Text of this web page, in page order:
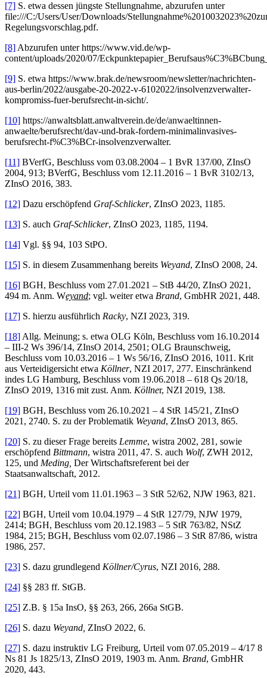
[7] S. etwa dessen jüngste Stellungnahme, abzurufen unter
file:///C:/Users/User/Downloads/
Regelungsvorschlag.pdf.
[8] Abzurufen unter https://www.vid.de/wp-
content/uploads/2020/07/
[9] S. etwa https://www.brak.de/newsroom/newsletter/nachrichten-
aus-berlin/2022/ausgabe-20-2022-v-6102022/insolvenzverwalter-
kompromiss-fuer-berufsrecht-in-sicht/.
[10] https://anwaltsblatt.anwaltverein.de/de/anwaeltinnen-
anwaelte/berufsrecht/dav-und-brak-fordern-minimalinvasives-
berufsrecht-f%C3%BCr-insolvenzverwalter.
[11] BVerfG, Beschluss vom 03.08.2004 – 1 BvR 137/00, ZInsO
2004, 913; BVerfG, Beschluss vom 12.11.2016 – 1 BvR 3102/13,
ZInsO 2016, 383.
[12] Dazu erschöpfend Graf-Schlicker, ZInsO 2023, 1185.
[13] S. auch Graf-Schlicker, ZInsO 2023, 1185, 1194.
[14] Vgl. §§ 94, 103 StPO.
[15] S. in diesem Zusammenhang bereits Weyand, ZInsO 2008, 24.
[16] BGH, Beschluss vom 27.01.2021 – StB 44/20, ZInsO 2021,
494 m. Anm. Weyand; vgl. weiter etwa Brand, GmbHR 2021, 448.
[17] S. hierzu ausführlich Racky, NZI 2023, 319.
[18] Allg. Meinung; s. etwa OLG Köln, Beschluss vom 16.10.2014
– III-2 Ws 396/14, ZInsO 2014, 2501; OLG Braunschweig,
Beschluss vom 10.03.2016 – 1 Ws 56/16, ZInsO 2016, 1011. Krit
aus Verteidigersicht etwa Köllner, NZI 2017, 277. Einschränkend
indes LG Hamburg, Beschluss vom 19.06.2018 – 618 Qs 20/18,
ZInsO 2019, 1316 mit zust. Anm. Köllner, NZI 2019, 138.
[19] BGH, Beschluss vom 26.10.2021 – 4 StR 145/21, ZInsO
2021, 2740. S. zu der Problematik Weyand, ZInsO 2013, 865.
[20] S. zu dieser Frage bereits Lemme, wistra 2002, 281, sowie
erschöpfend Bittmann, wistra 2011, 47. S. auch Wolf, ZWH 2012,
125, und Meding, Der Wirtschaftsreferent bei der
Staatsanwaltschaft, 2012.
[21] BGH, Urteil vom 11.01.1963 – 3 StR 52/62, NJW 1963, 821.
[22] BGH, Urteil vom 10.04.1979 – 4 StR 127/79, NJW 1979,
2414; BGH, Beschluss vom 20.12.1983 – 5 StR 763/82, NStZ
1984, 215; BGH, Beschluss vom 02.07.1986 – 3 StR 87/86, wistra
1986, 257.
[23] S. dazu grundlegend Köllner/Cyrus, NZI 2016, 288.
[24] §§ 283 ff. StGB.
[25] Z.B. § 15a InsO, §§ 263, 266, 266a StGB.
[26] S. dazu Weyand, ZInsO 2022, 6.
[27] S. dazu instruktiv LG Freiburg, Urteil vom 07.05.2019 – 4/17 8
Ns 81 Js 1825/13, ZInsO 2019, 1903 m. Anm. Brand, GmbHR
2020, 443.